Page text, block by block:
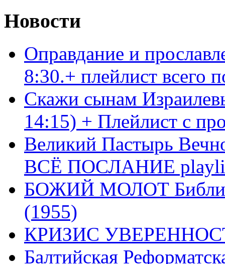
Новости
Оправдание и
8:30.+ плейлист
Скажи сынам
14:15) + Плейлист с
Великий Пастырь
ВСЁ ПОСЛАНИЕ
БОЖИЙ МОЛОТ Библия
(1955)
КРИЗИС
Балтийская